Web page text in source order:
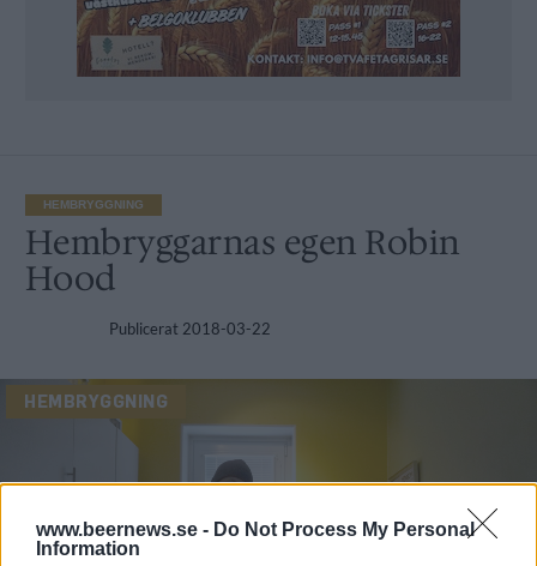
www.beernews.se - Do Not Process My Personal
Information
HEMBRYGGNING
Hembryggarnas egen Robin
Hood
Publicerat 2018-03-22
HEMBRYGGNING